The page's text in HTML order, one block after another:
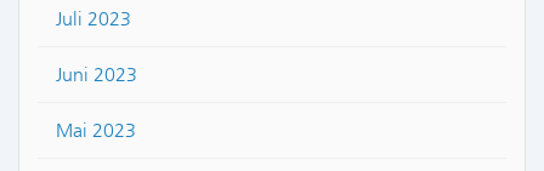
Juli 2023
Juni 2023
Mai 2023